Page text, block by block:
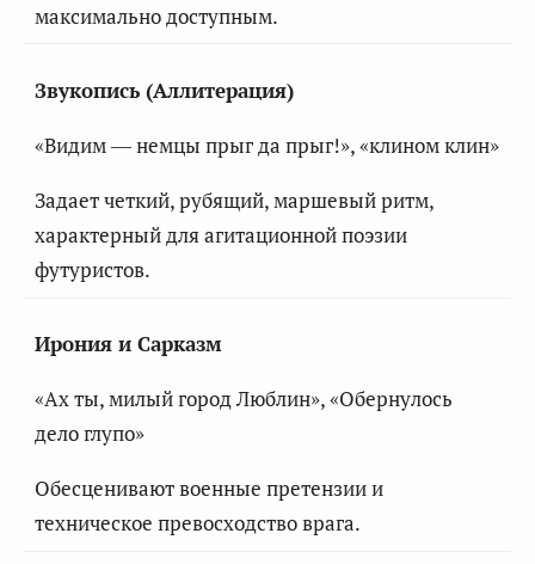
максимально доступным.
Звукопись (Аллитерация)
«Видим — немцы прыг да прыг!», «клином клин»
Задает четкий, рубящий, маршевый ритм,
характерный для агитационной поэзии
футуристов.
Ирония и Сарказм
«Ах ты, милый город Люблин», «Обернулось
дело глупо»
Обесценивают военные претензии и
техническое превосходство врага.